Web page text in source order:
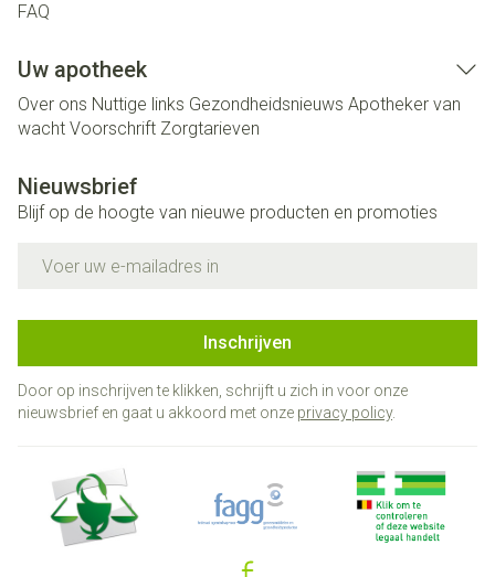
FAQ
Uw apotheek
Over ons Nuttige links Gezondheidsnieuws Apotheker van
wacht Voorschrift Zorgtarieven
Nieuwsbrief
Blijf op de hoogte van nieuwe producten en promoties
Inschrijven
Door op inschrijven te klikken, schrijft u zich in voor onze
nieuwsbrief en gaat u akkoord met onze privacy policy.